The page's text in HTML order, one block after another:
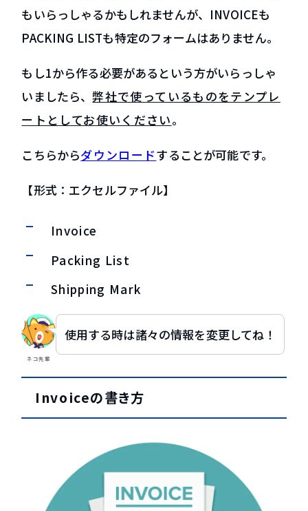
もいらっしゃるかもしれませんが、INVOICEも
PACKING LISTも特定のフォームはありません。
もし1から作る必要があるという方がいらっしゃ
いましたら、弊社で使っているものをテンプレ
ートとしてお使いください。
こちらからダウンロードすることが可能です。
【形式：エクセルファイル】
Invoice
Packing List
Shipping Mark
ネコ先輩
使用する時は諸々の情報を変更してね！
Invoiceの書き方